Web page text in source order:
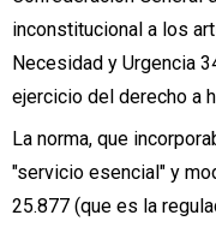
inconstitucional a los
Necesidad y Urgencia
ejercicio del derecho a
La norma, que
"servicio esencial" y
25.877 (que es la